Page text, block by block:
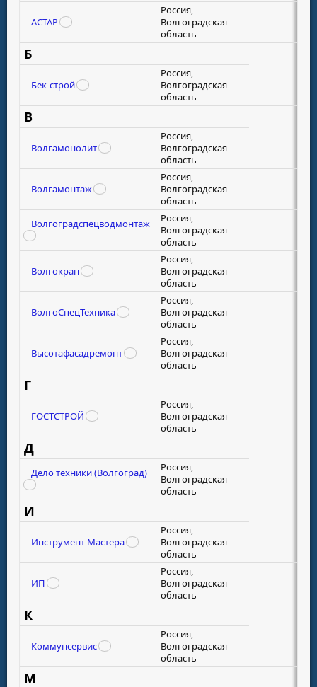
АСТАР
Россия,
Волгоградская
область
Б
Бек-строй
Россия,
Волгоградская
область
В
Волгамонолит
Россия,
Волгоградская
область
Волгамонтаж
Россия,
Волгоградская
область
Волгоградспецводмонтаж
Россия,
Волгоградская
область
Волгокран
Россия,
Волгоградская
область
ВолгоСпецТехника
Россия,
Волгоградская
область
Высотафасадремонт
Россия,
Волгоградская
область
Г
ГОСТСТРОЙ
Россия,
Волгоградская
область
Д
Дело техники (Волгоград)
Россия,
Волгоградская
область
И
Инструмент Мастера
Россия,
Волгоградская
область
ИП
Россия,
Волгоградская
область
К
Коммунсервис
Россия,
Волгоградская
область
М